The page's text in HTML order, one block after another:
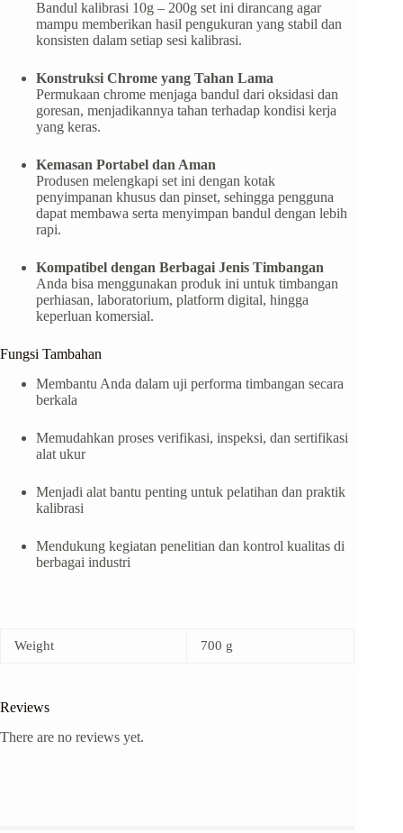
Bandul kalibrasi 10g – 200g set ini dirancang agar
mampu memberikan hasil pengukuran yang stabil dan
konsisten dalam setiap sesi kalibrasi.
Konstruksi Chrome yang Tahan Lama
Permukaan chrome menjaga bandul dari oksidasi dan
goresan, menjadikannya tahan terhadap kondisi kerja
yang keras.
Kemasan Portabel dan Aman
Produsen melengkapi set ini dengan kotak
penyimpanan khusus dan pinset, sehingga pengguna
dapat membawa serta menyimpan bandul dengan lebih
rapi.
Kompatibel dengan Berbagai Jenis Timbangan
Anda bisa menggunakan produk ini untuk timbangan
perhiasan, laboratorium, platform digital, hingga
keperluan komersial.
Fungsi Tambahan
Membantu Anda dalam uji performa timbangan secara
berkala
Memudahkan proses verifikasi, inspeksi, dan sertifikasi
alat ukur
Menjadi alat bantu penting untuk pelatihan dan praktik
kalibrasi
Mendukung kegiatan penelitian dan kontrol kualitas di
berbagai industri
Weight 700 g
Reviews
There are no reviews yet.